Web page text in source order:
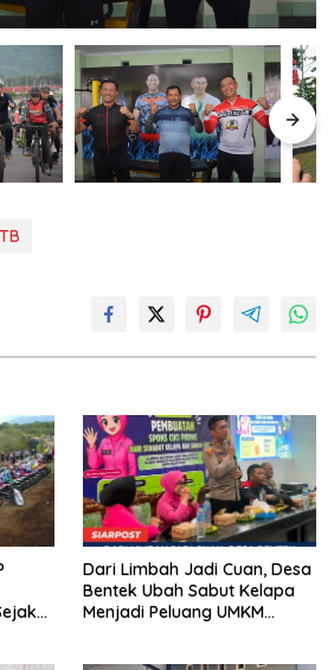
Dari Limbah Jadi Cuan, Desa
Bentek Ubah Sabut Kelapa
Menjadi Peluang UMKM